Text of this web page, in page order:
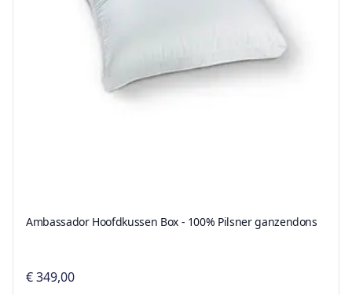
Ambassador Hoofdkussen Box - 100% Pilsner ganzendons
€ 349,00